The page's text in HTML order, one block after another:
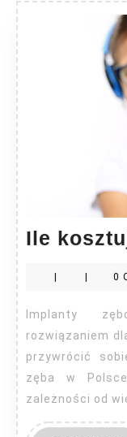
Ile
0
rozwiązaniem
przywrócić
zęba w
zależności od